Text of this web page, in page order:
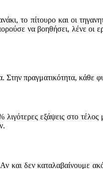
το πίτουρο και οι
να βοηθήσει, λένε οι
πραγματικότητα, κάθε
εξάψεις στο
και δεν καταλαβαίνουμε